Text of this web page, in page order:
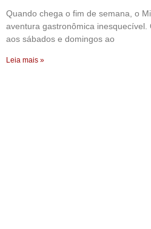
Quando chega o fim de semana, o
aventura gastronômica inesquecível.
aos sábados e domingos ao
Leia mais »